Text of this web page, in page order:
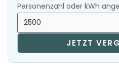
Personenzahl oder kWh
JETZT